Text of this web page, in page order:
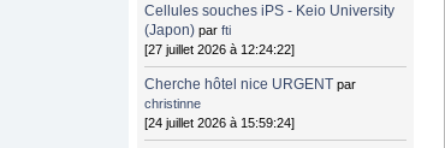
Cellules souches iPS - Keio University
(Japon) parfti
[27 juillet 2026 à 12:24:22]
Cherche hôtel nice URGENT par
christinne
[24 juillet 2026 à 15:59:24]